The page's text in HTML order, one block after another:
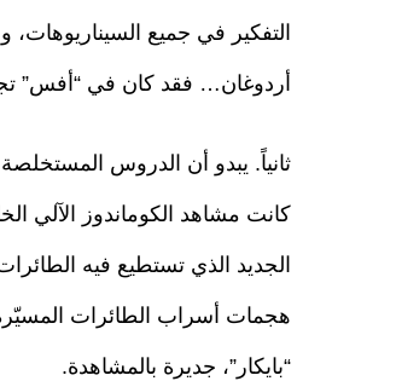
التفكير في جميع
أردوغان… فقد كان في “أفس” تجلٍ
ثانياً. يبدو أن الدروس
كانت مشاهد الكوماندوز الآلي
الجديد الذي تستطيع فيه
“بايكار”، جديرة بالمشاهدة.